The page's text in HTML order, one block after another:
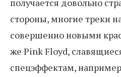
получается довольно
стороны, многие треки
совершенно новыми
же Pink Floyd,
спецэффектам,